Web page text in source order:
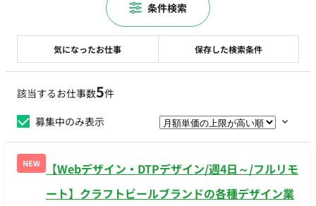
該当するお仕事数5件
募集中のみ表示
NEW
【Webデザイン・DTPデザイン/週4日～/フルリモ
ート】クラフトビールブランドの各種デザイン業
気になったお仕事 保存した検索条件
条件検索